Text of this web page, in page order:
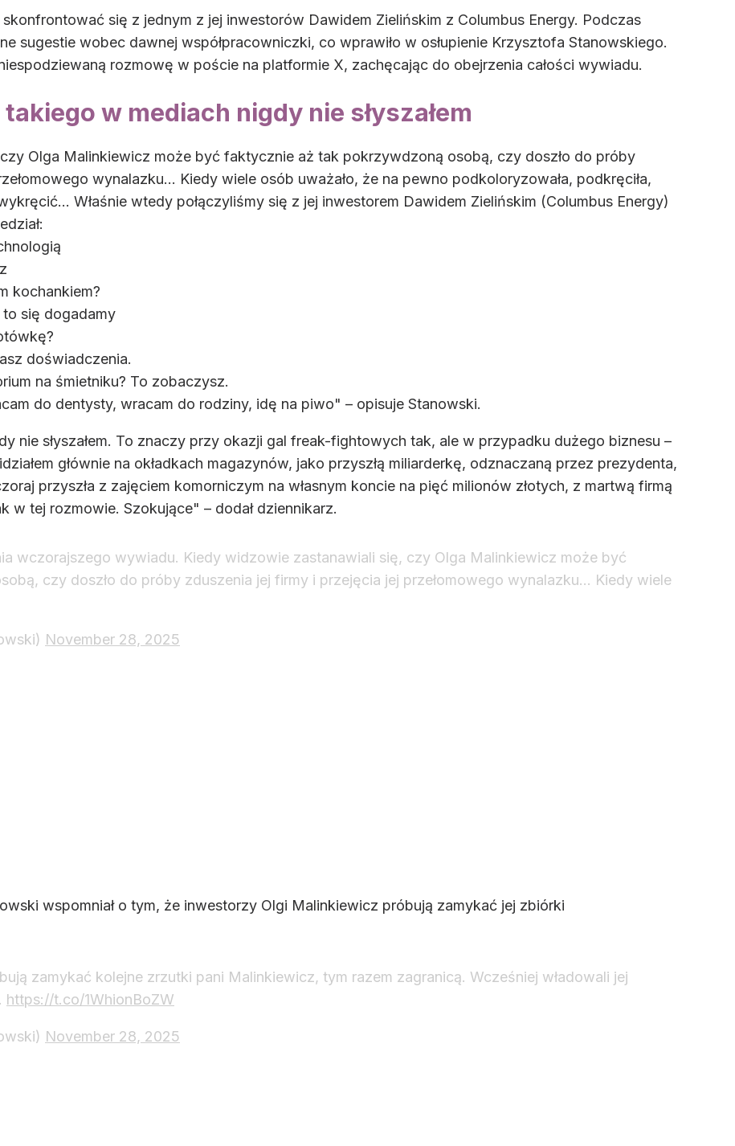
skonfrontować się z jednym z jej inwestorów Dawidem Zielińskim z Columbus Energy. Podczas
sugestie wobec dawnej współpracowniczki, co wprawiło w osłupienie Krzysztofa Stanowskiego.
rozmowę w poście na platformie X, zachęcając do obejrzenia całości wywiadu.
w mediach nigdy nie słyszałem
Olga Malinkiewicz może być faktycznie aż tak pokrzywdzoną osobą, czy doszło do próby
wynalazku… Kiedy wiele osób uważało, że na pewno podkoloryzowała, podkręciła,
Właśnie wtedy połączyliśmy się z jej inwestorem Dawidem Zielińskim (Columbus Energy)
kochankiem?
się dogadamy
doświadczenia.
na śmietniku? To zobaczysz.
do dentysty, wracam do rodziny, idę na piwo" – opisuje Stanowski.
nie słyszałem. To znaczy przy okazji gal freak-fightowych tak, ale w przypadku dużego biznesu –
głównie na okładkach magazynów, jako przyszłą miliarderkę, odznaczaną przez prezydenta,
przyszła z zajęciem komorniczym na własnym koncie na pięć milionów złotych, z martwą firmą
w tej rozmowie. Szokujące" – dodał dziennikarz.
wczorajszego wywiadu. Kiedy widzowie zastanawiali się, czy Olga Malinkiewicz może być
czy doszło do próby zduszenia jej firmy i przejęcia jej przełomowego wynalazku… Kiedy wiele
November 28, 2025
wspomniał o tym, że inwestorzy Olgi Malinkiewicz próbują zamykać jej zbiórki
zamykać kolejne zrzutki pani Malinkiewicz, tym razem zagranicą. Wcześniej władowali jej
https://t.co/1WhionBoZW
November 28, 2025